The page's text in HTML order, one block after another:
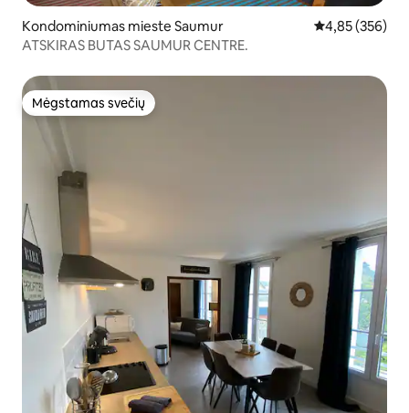
Kondominiumas mieste Saumur Vidutinis
4,85 (356)
ATSKIRAS BUTAS SAUMUR CENTRE.
Mėgstamas svečių
Mėgstamas svečių